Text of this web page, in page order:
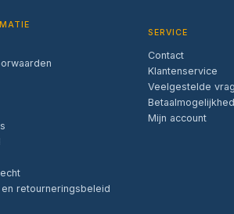
retourneringsbeleid
SERVICE
Contact
Klantenservice
Veelgestelde
Mijn account